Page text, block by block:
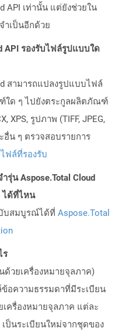
API เท่านั้น แต่ยังช่วยใน
ำเป็นอีกด้วย
API รองรับไฟล์รูปแบบใด
สามารถแปลงรูปแบบไฟล์
ใด ๆ ไปยังตระกูลผลิตภัณฑ์
XPS, รูปภาพ (TIFF, JPEG,
อื่น ๆ ตรวจสอบรายการ
ฟล์ที่รองรับ
รุ่น Aspose.Total Cloud
ได้ที่ไหน
บสมบูรณ์ได้ที่ Aspose.Total
ร
ด้วยเครื่องหมายจุลภาค)
อความธรรมดาที่มีระเบียน
ครื่องหมายจุลภาค แต่ละ
ป็นระเบียนใหม่จากชุดของ